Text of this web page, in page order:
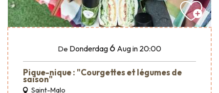
De Donderdag 6 Augin 20:00
Pique-nique : "Courgettes et légumes de
saison"
Saint-Malo